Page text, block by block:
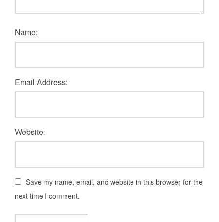
Name:
Email Address:
Website:
Save my name, email, and website in this browser for the
next time I comment.